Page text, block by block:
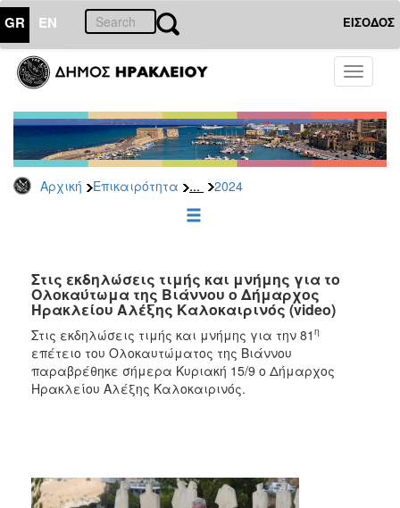
GR EN ΕΙΣΟΔΟΣ
Toggle
Αρχική Επικαιρότητα ... 2024
ΕΠΙΚΑΙΡΟΤΗΤΑ
Τύπου
Αρχείο
2026
2025
2022
2021
2020
2019
2018
2013
Στις εκδηλώσεις τιμής και μνήμης για το
Ολοκαύτωμα της Βιάννου ο Δήμαρχος
Ηρακλείου Αλέξης Καλοκαιρινός (video)
Στις εκδηλώσεις τιμής και μνήμης για την 81 η
επέτειο του Ολοκαυτώματος της Βιάννου
παραβρέθηκε σήμερα Κυριακή 15/9 ο Δήμαρχος
Ηρακλείου Αλέξης Καλοκαιρινός.